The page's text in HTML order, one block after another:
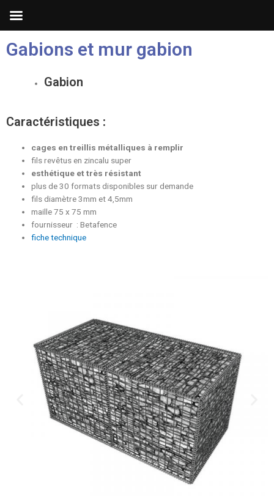
Gabions et mur gabion
Gabion
Caractéristiques :
cages en treillis métalliques à remplir
fils revêtus en zincalu super
esthétique et très résistant
plus de 30 formats disponibles sur demande
fils diamètre 3mm et 4,5mm
maille 75 x 75 mm
fournisseur : Betafence
fiche technique